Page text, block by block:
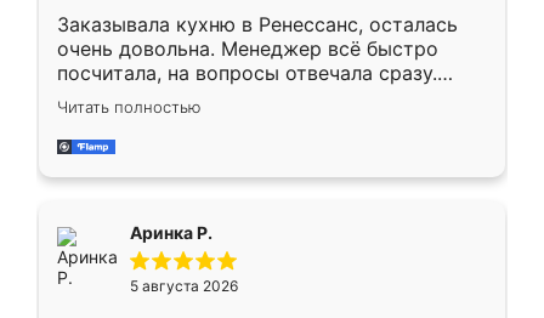
Заказывала кухню в Ренессанс, осталась
очень довольна. Менеджер всё быстро
посчитала, на вопросы отвечала сразу.
Замерщик приехал в субботу, подошёл к
делу со всей ответственностью. Собрали
за день, ребята работали аккуратно, даже
Читать полностью
Аринка Р.
5 августа 2026